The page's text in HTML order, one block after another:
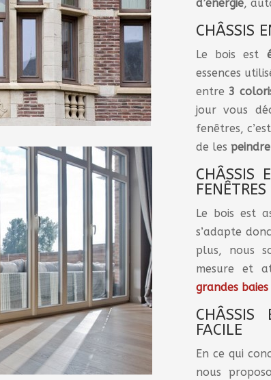
d’énergie,
CHÂSSIS
Le bois est
essences
entre 3
jour vous
fenêtres,
de les peindre
CHÂSSIS
FENÊTRES
Le bois est
s’adapte
plus, nous
mesure et
grandes
CHÂSSIS
FACILE
En ce qui
nous